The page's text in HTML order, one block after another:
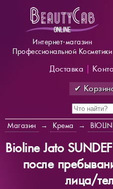
Интернет-магазин
Профессиональной Косметики
Доставка
✔
Магазин → Крема →
Bioline Jato
после
лица/